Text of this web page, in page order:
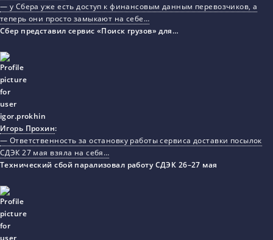
— у Сбера уже есть доступ к финансовым данным перевозчиков, а
теперь они просто замыкают на себе…
Сбер представил сервис «Поиск грузов» для…
Игорь Прохин:
— Ответственность за остановку работы сервиса доставки посылок
СДЭК 27 мая взяла на себя…
Технический сбой парализовал работу СДЭК 26–27 мая